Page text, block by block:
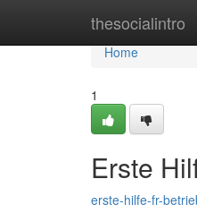
thesocialintro
Home
Home
1
Erste
erste-hilfe-fr-